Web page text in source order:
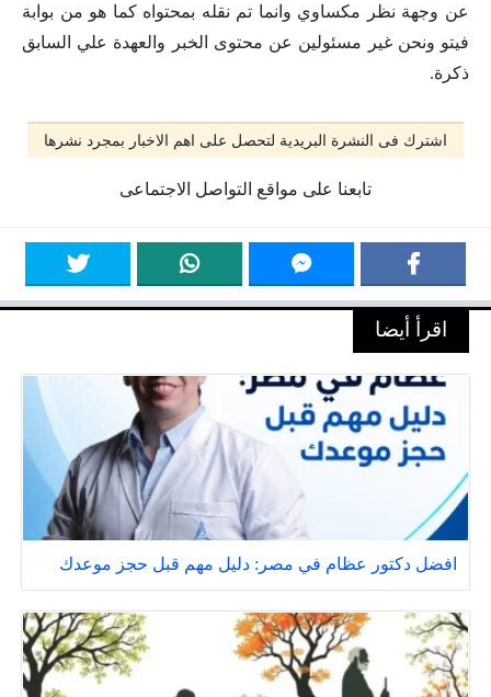
عن وجهة نظر مكساوي وانما تم نقله بمحتواه كما هو من بوابة
فيتو ونحن غير مسئولين عن محتوى الخبر والعهدة علي السابق
ذكرة.
اشترك فى النشرة البريدية لتحصل على اهم الاخبار بمجرد نشرها
تابعنا على مواقع التواصل الاجتماعى
اقرأ أيضا
افضل دكتور عظام في مصر: دليل مهم قبل حجز موعدك